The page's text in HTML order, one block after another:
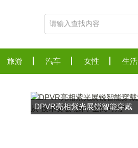
旅游 汽车 女性 生活
DPVR亮相紫光展锐智能穿戴